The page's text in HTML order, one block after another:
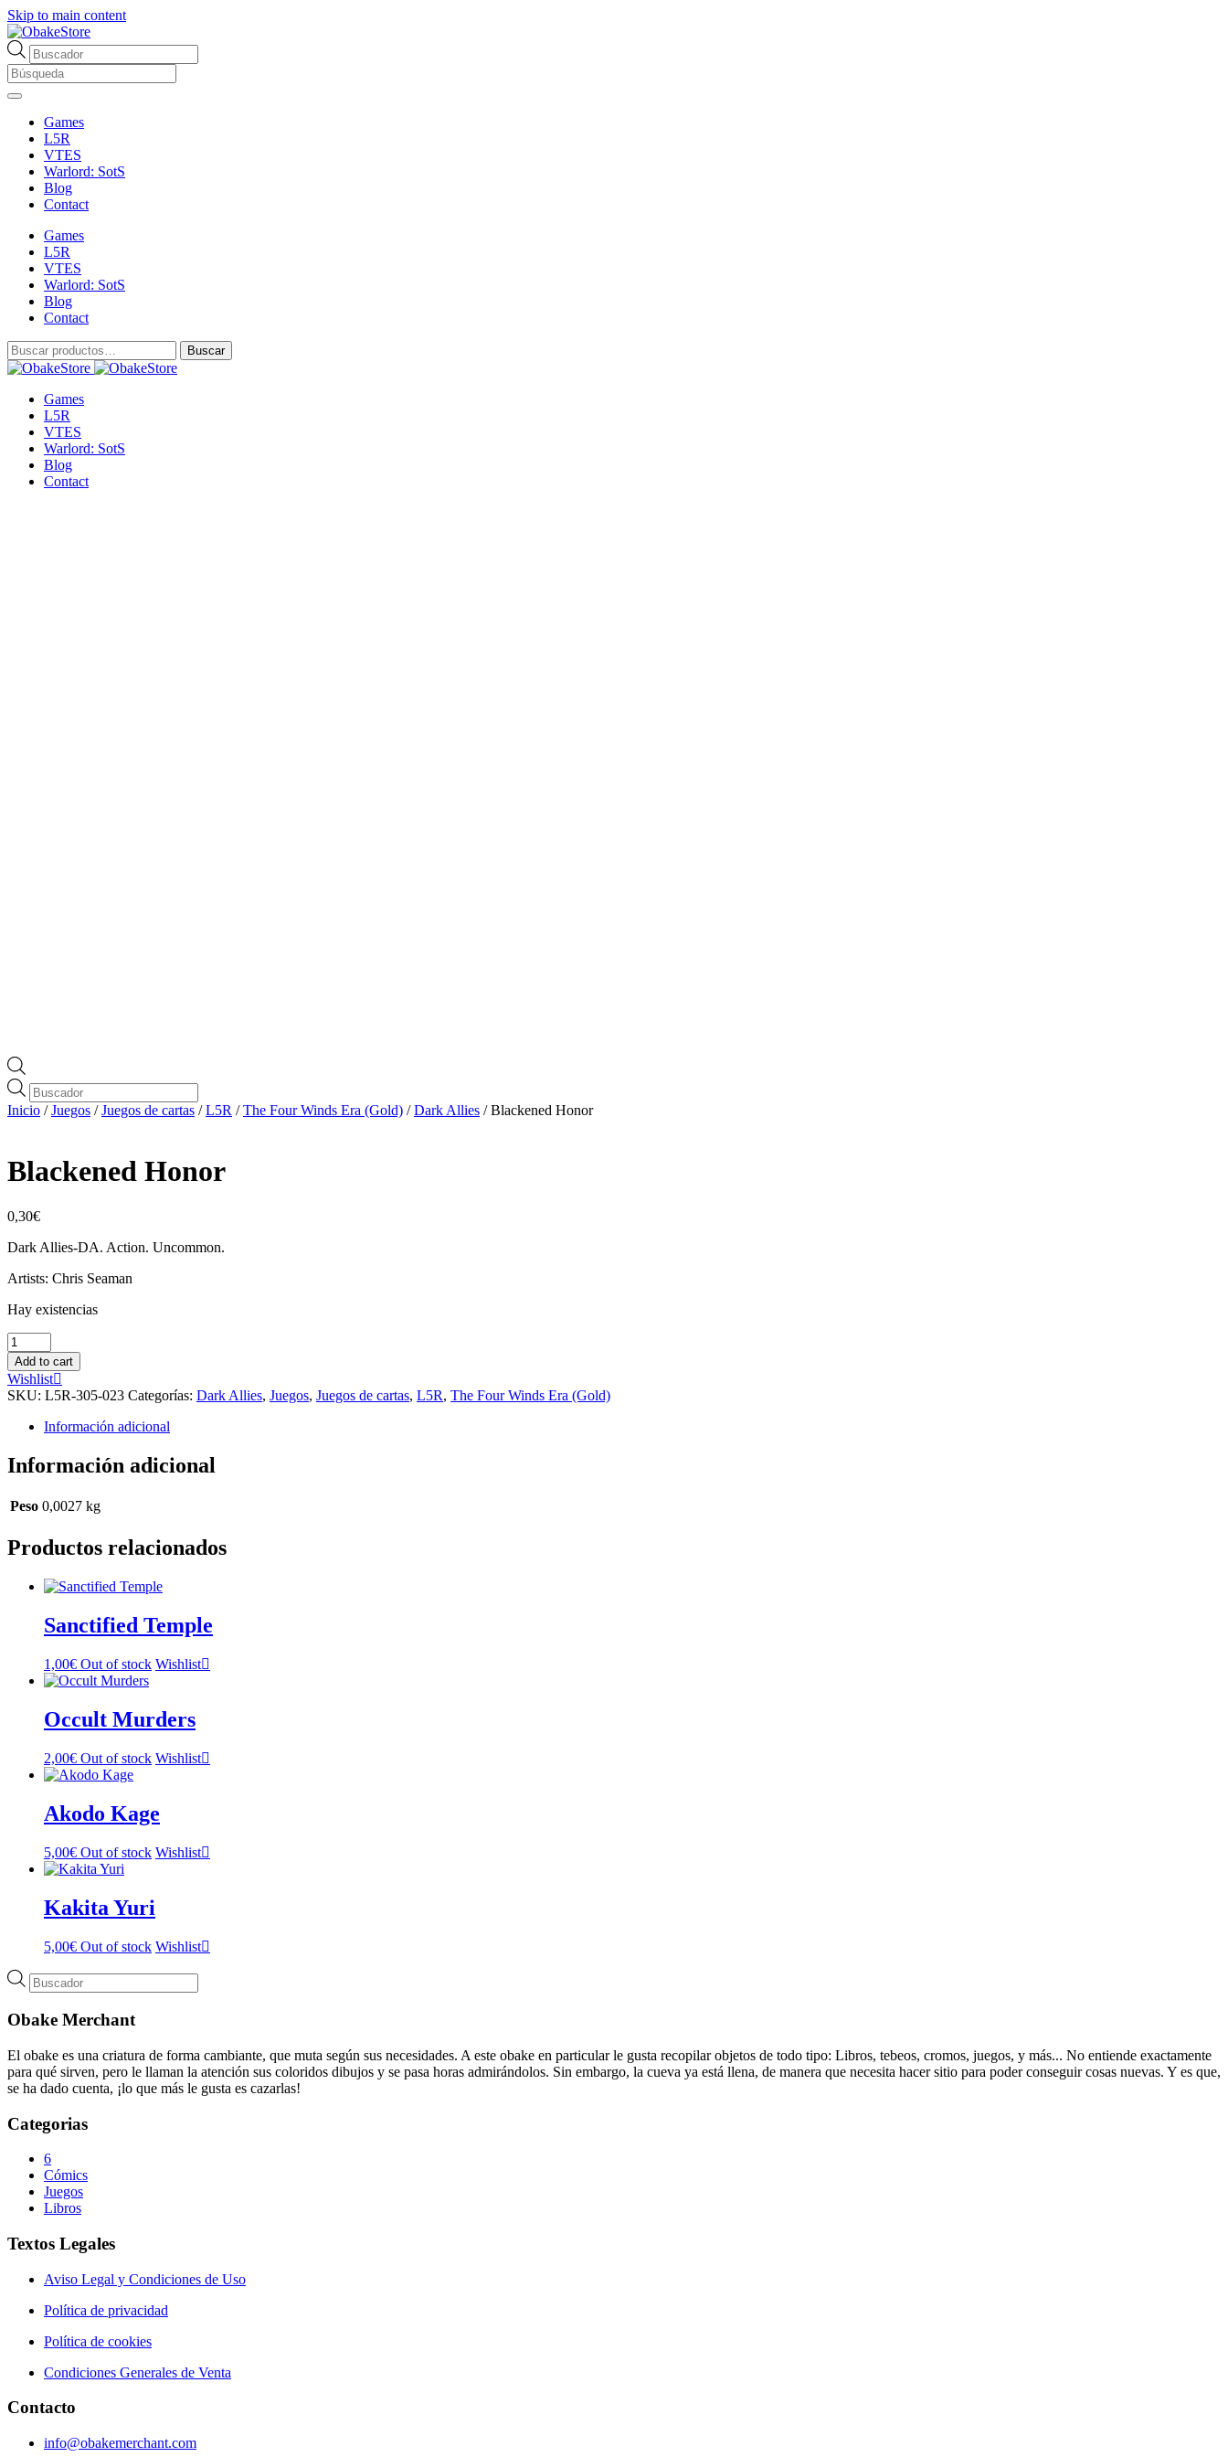
Skip to main content
Búsqueda
de
productos
Games
L5R
VTES
Warlord: SotS
Blog
Contact
Games
L5R
VTES
Warlord: SotS
Blog
Contact
Buscar
por:
Buscar
Games
L5R
VTES
Warlord: SotS
Blog
Contact
Búsqueda
de
productos
Inicio /Juegos /Juegos de cartas /L5R /The Four Winds Era (Gold) /Dark Allies / Blackened Honor
Blackened Honor
0,30€
Dark Allies-DA. Action. Uncommon.
Artists: Chris Seaman
Hay existencias
Blackened
Honor
cantidad
Add to cart
Wishlist
SKU: L5R-305-023 Categorías: Dark Allies, Juegos, Juegos de cartas, L5R, The Four Winds Era (Gold)
Información adicional
Información adicional
Peso 0,0027 kg
Productos relacionados
Sanctified Temple
1,00€ Out of stock Wishlist
Occult Murders
2,00€ Out of stock Wishlist
Akodo Kage
5,00€ Out of stock Wishlist
Kakita Yuri
5,00€ Out of stock Wishlist
Búsqueda
de
Obake Merchant
El obake es una criatura de forma cambiante, que muta según sus necesidades. A este obake en particular le gusta recopilar objetos de todo tipo: Libros, tebeos, cromos, juegos, y más... No entiende exactamente
para qué sirven, pero le llaman la atención sus coloridos dibujos y se pasa horas admirándolos. Sin embargo, la cueva ya está llena, de manera que necesita hacer sitio para poder conseguir cosas nuevas. Y es que,
se ha dado cuenta, ¡lo que más le gusta es cazarlas!
Categorias
6
Cómics
Juegos
Libros
Textos Legales
Aviso Legal y Condiciones de Uso
Política de privacidad
Política de cookies
Condiciones Generales de Venta
Contacto
info@obakemerchant.com